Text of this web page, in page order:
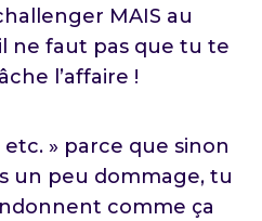
MAIS au
ne faut pas que tu te
l’affaire !
» parce que sinon
un peu dommage, tu
comme ça